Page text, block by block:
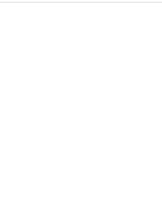
noche, una silla, ventana